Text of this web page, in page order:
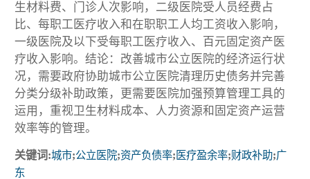
生材料费、门诊人次影响，二级医院受人员经费占
比、每职工医疗收入和在职职工人均工资收入影响，
一级医院及以下受每职工医疗收入、百元固定资产医
疗收入影响。结论：改善城市公立医院的经济运行状
况，需要政府协助城市公立医院清理历史债务并完善
分类分级补助政策，更需要医院加强预算管理工具的
运用，重视卫生材料成本、人力资源和固定资产运营
效率等的管理。
关键词:城市;公立医院;资产负债率; 医疗盈余率;财政补助;广
东